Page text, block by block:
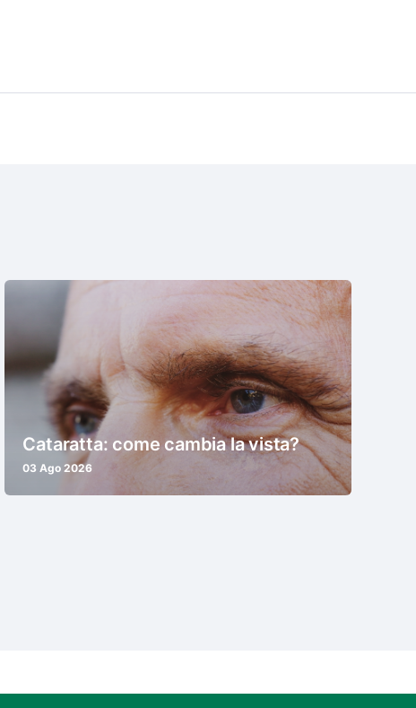
Cataratta: come cambia la vista?
03 Ago 2026